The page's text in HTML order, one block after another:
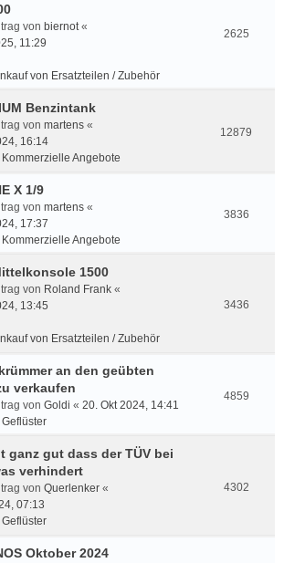
von biernot«
11:29
von Ersatzteilen / Zubehör
2625
Benzintank
von martens «
16:14
Kommerzielle Angebote
12879
X 1/9
von martens «
17:37
Kommerzielle Angebote
3836
1500
von Roland Frank «
13:45
von Ersatzteilen / Zubehör
3436
an den geübten
verkaufen
von Goldi « 20. Okt 2024, 14:41
Geflüster
4859
ganz gut dass der TÜV bei
verhindert
von Querlenker «
07:13
Geflüster
4302
Oktober 2024